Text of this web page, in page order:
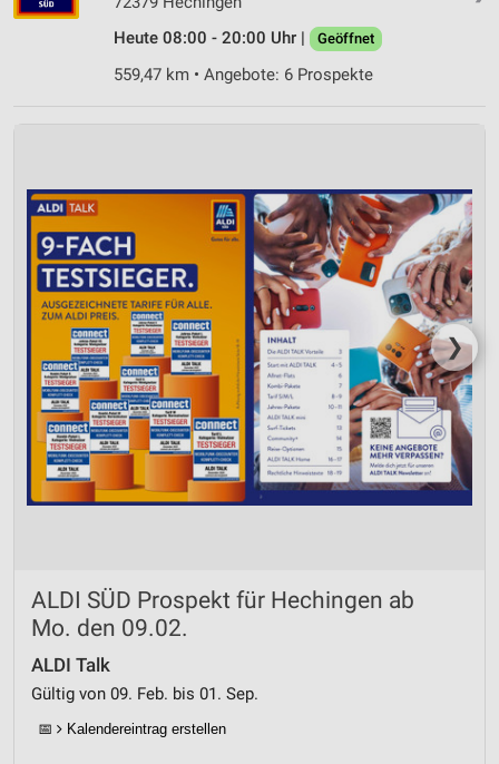
Heute 08:00 - 20:00 Uhr |
Geöffnet
559,47 km • Angebote: 6 Prospekte
❯
ALDI SÜD Prospekt für Hechingen ab
Mo. den 09.02.
ALDI Talk
Gültig von 09. Feb. bis 01. Sep.
📅 Kalendereintrag erstellen
IAB-Besonderheiten:
Verwendung genauer Standortdaten
Performance
Funktional
Werbung